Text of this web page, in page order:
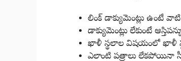
లింక్ డాక్యుమెంట్లు ఉంటే
డాక్యుమెంట్లు లేకుంటే
ఖాళీ స్థలాల విషయంలో ఖాళీ
ఎలాంటి పత్రాలు లేకపోయినా